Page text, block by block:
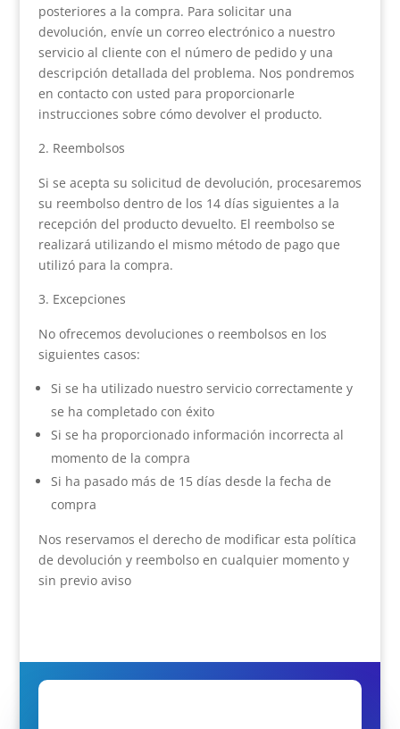
posteriores a la compra. Para solicitar una
devolución, envíe un correo electrónico a nuestro
servicio al cliente con el número de pedido y una
descripción detallada del problema. Nos pondremos
en contacto con usted para proporcionarle
instrucciones sobre cómo devolver el producto.
Reembolsos
Si se acepta su solicitud de devolución, procesaremos
su reembolso dentro de los 14 días siguientes a la
recepción del producto devuelto. El reembolso se
realizará utilizando el mismo método de pago que
utilizó para la compra.
Excepciones
No ofrecemos devoluciones o reembolsos en los
siguientes casos:
Si se ha utilizado nuestro servicio correctamente y
se ha completado con éxito
Si se ha proporcionado información incorrecta al
momento de la compra
Si ha pasado más de 15 días desde la fecha de
compra
Nos reservamos el derecho de modificar esta política
de devolución y reembolso en cualquier momento y
sin previo aviso